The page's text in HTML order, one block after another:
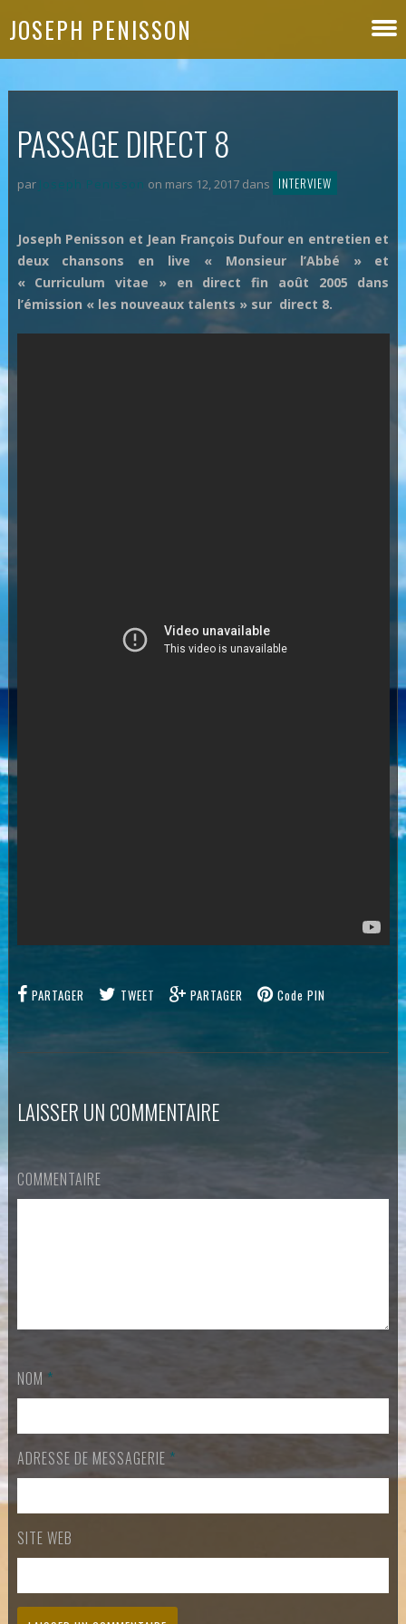
JOSEPH PENISSON
PASSAGE DIRECT 8
par Joseph Penisson on mars 12, 2017 dans INTERVIEW
Joseph Penisson et Jean François Dufour en entretien et
deux chansons en live « Monsieur l’Abbé » et
« Curriculum vitae » en direct fin août 2005 dans
l’émission « les nouveaux talents » sur direct 8.
PARTAGER TWEET PARTAGER Code PIN
LAISSER UN COMMENTAIRE
COMMENTAIRE
NOM *
ADRESSE DE MESSAGERIE *
SITE WEB